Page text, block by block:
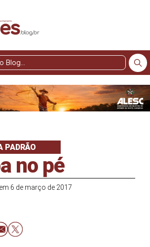
Pesquisar
Blog
PADRÃO
no pé
, em 6 de março de 2017